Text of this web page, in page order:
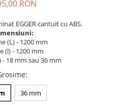
RON
EGGER cantuit cu ABS.
(L) - 1200 mm
(l) - 1200 mm
- 18 mm sau 36 mm
:
36 mm